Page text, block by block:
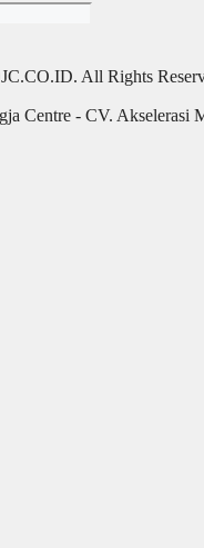
All Rights
Centre - CV. Akselerasi